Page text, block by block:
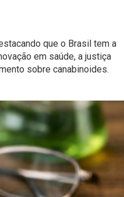
que o Brasil tem a
em saúde, a justiça
sobre canabinoides.